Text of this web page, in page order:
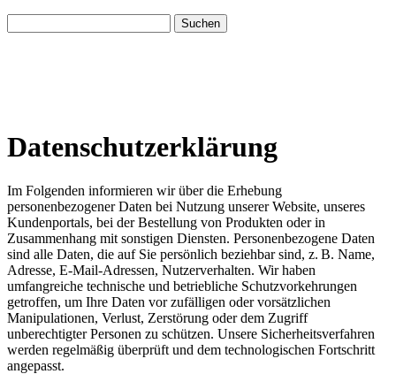
nach:
Datenschutzerklärung
Im Folgenden informieren wir über die Erhebung
personenbezogener Daten bei Nutzung unserer Website, unseres
Kundenportals, bei der Bestellung von Produkten oder in
Zusammenhang mit sonstigen Diensten. Personenbezogene Daten
sind alle Daten, die auf Sie persönlich beziehbar sind, z. B. Name,
Adresse, E-Mail-Adressen, Nutzerverhalten. Wir haben
umfangreiche technische und betriebliche Schutzvorkehrungen
getroffen, um Ihre Daten vor zufälligen oder vorsätzlichen
Manipulationen, Verlust, Zerstörung oder dem Zugriff
unberechtigter Personen zu schützen. Unsere Sicherheitsverfahren
werden regelmäßig überprüft und dem technologischen Fortschritt
angepasst.